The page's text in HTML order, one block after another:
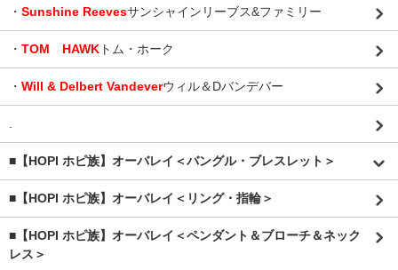
・ Sunshine Reevesサンシャインリーブス&ファミリー
・ TOM HAWK トム・ホーク
・ Will & Delbert Vandeverウィル＆Dバンデバー
■【HOPI ホピ族】オーバレイ＜バングル・ブレスレット＞
■【HOPI ホピ族】オーバレイ＜リング・指輪＞
■【HOPI ホピ族】オーバレイ＜ペンダント＆ブローチ＆ネック
レス＞